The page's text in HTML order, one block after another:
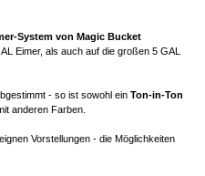
System von Magic Bucket
Eimer, als auch auf die großen 5 GAL
- so ist sowohl ein Ton-in-Ton
anderen Farben.
Vorstellungen - die Möglichkeiten